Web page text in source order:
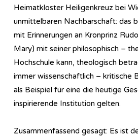
Heimatkloster Heiligenkreuz bei
unmittelbaren Nachbarschaft: das
mit Erinnerungen an Kronprinz
Mary) mit seiner philosophisch –
Hochschule kann, theologisch
immer wissenschaftlich – kritische
als Beispiel für eine die heutige
inspirierende Institution gelten.
Zusammenfassend gesagt: Es ist